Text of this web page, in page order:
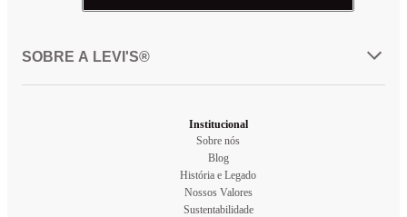
SOBRE A LEVI'S®
Institucional
Sobre nós
Blog
História e Legado
Nossos Valores
Sustentabilidade